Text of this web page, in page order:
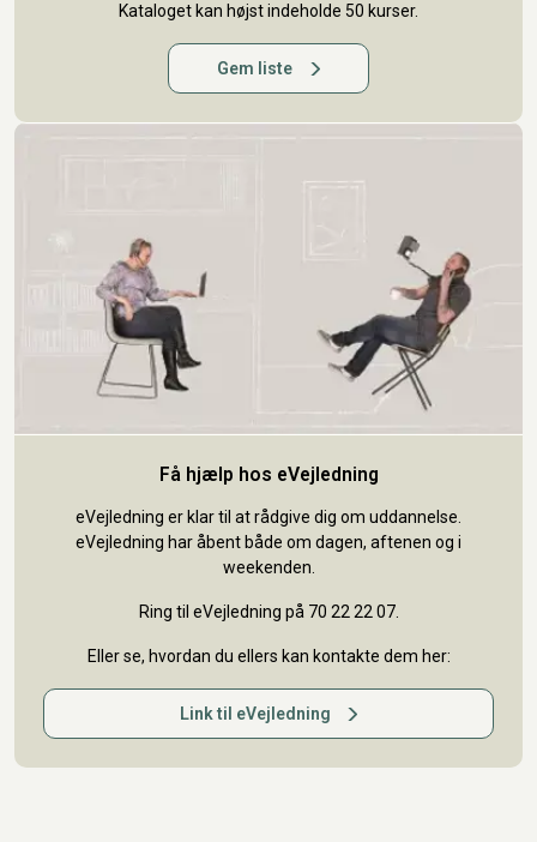
Kataloget kan højst indeholde 50 kurser.
Gem liste
Få hjælp hos eVejledning
eVejledning er klar til at rådgive dig om uddannelse.
eVejledning har åbent både om dagen, aftenen og i
weekenden.
Ring til eVejledning på 70 22 22 07.
Eller se, hvordan du ellers kan kontakte dem her:
Link til eVejledning